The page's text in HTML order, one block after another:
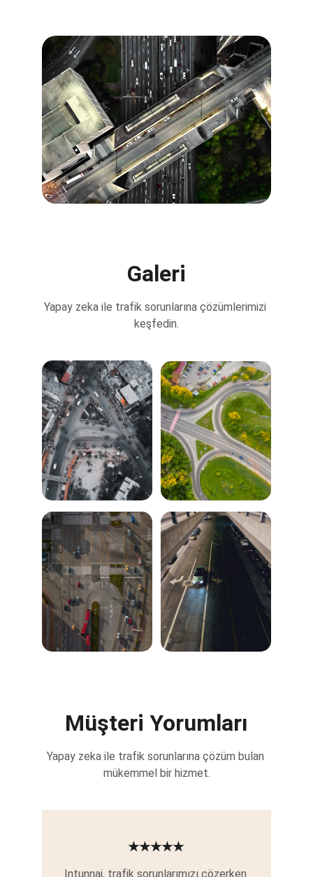
Galeri
Yapay zeka ile trafik sorunlarına çözümlerimizi
keşfedin.
Müşteri Yorumları
Yapay zeka ile trafik sorunlarına çözüm bulan
mükemmel bir hizmet.
Intunnai, trafik sorunlarımızı çözerken
★★★★★